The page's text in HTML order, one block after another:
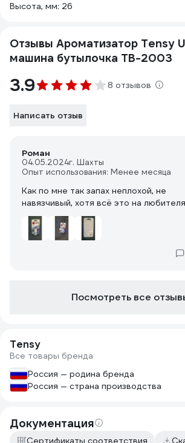
Высота, мм: 26
Отзывы Ароматизатор Tensy
машина бутылочка TB-2003
3.9 8 отзывов
Написать отзыв
Роман
04.05.2024г. Шахты
Опыт использования: Менее месяца
Как по мне так запах неплохой, не
навязчивый, хотя всё это на
Посмотреть все
Tensy
Все товары бренда
Россия — родина бренда
Россия — страна производства
Документация
Сертификаты соответствия